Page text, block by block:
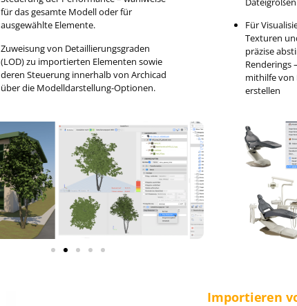
für das gesamte Modell oder für
ausgewählte Elemente.
Zuweisung von Detaillierungsgraden
(LOD) zu importierten Elementen sowie
deren Steuerung innerhalb von Archicad
über die Modelldarstellung-Optionen.
Für
Texturen
präzise
Renderings
mithilfe von
erstellen
Importieren